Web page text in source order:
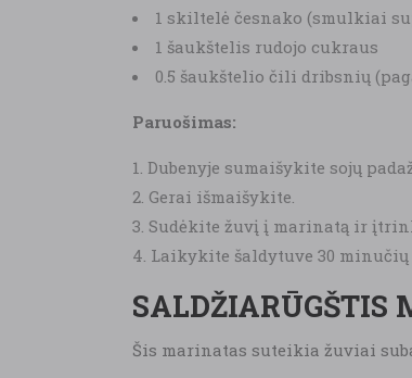
1 skiltelė česnako (smulkiai
1 šaukštelis rudojo cukraus
0.5 šaukštelio čili dribsnių
Paruošimas:
Dubenyje sumaišykite sojų
Gerai išmaišykite.
Sudėkite žuvį į marinatą ir
Laikykite šaldytuve 30 minučių
SALDŽIARŪGŠTIS
Šis marinatas suteikia žuviai